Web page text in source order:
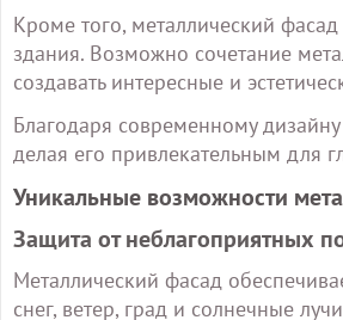
Кроме того, металлический
здания. Возможно сочетание
создавать интересные и
Благодаря современному
делая его привлекательным для
Уникальные возможности
Защита от неблагоприятных
Металлический фасад
снег, ветер, град и солнечные